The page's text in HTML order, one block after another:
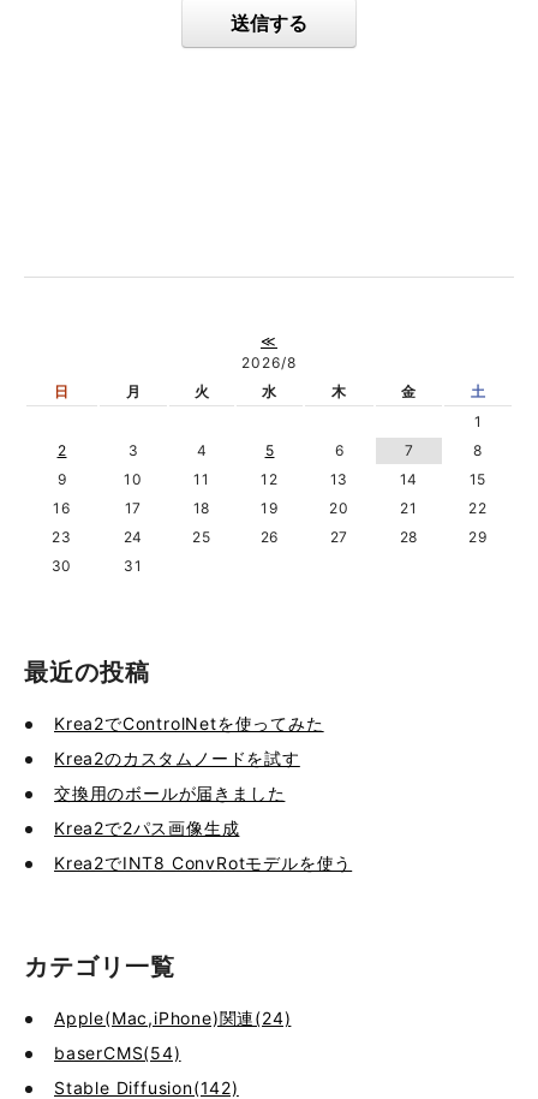
送信する
≪
2026/8
日
月 火 水 木 金
土
1
2
3 4 5 6 7
8
9
10 11 12 13 14
15
16
17 18 19 20 21
22
23
24 25 26 27 28
29
30
31
最近の投稿
Krea2でControlNetを使ってみた
Krea2のカスタムノードを試す
交換用のボールが届きました
Krea2で2パス画像生成
Krea2でINT8 ConvRotモデルを使う
カテゴリ一覧
Apple(Mac,iPhone)関連(24)
baserCMS(54)
Stable Diffusion(142)